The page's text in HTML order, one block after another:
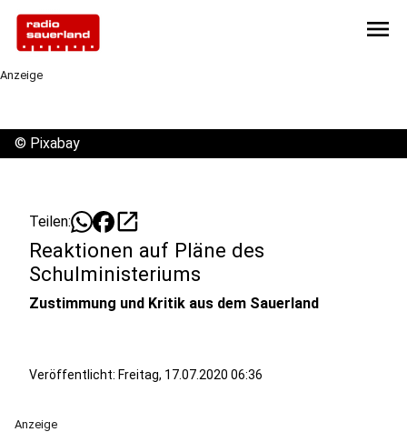
menu
Anzeige
© Pixabay
Teilen: open_in_new
Reaktionen auf Pläne des
Schulministeriums
Zustimmung und Kritik aus dem Sauerland
Veröffentlicht: Freitag, 17.07.2020 06:36
Anzeige